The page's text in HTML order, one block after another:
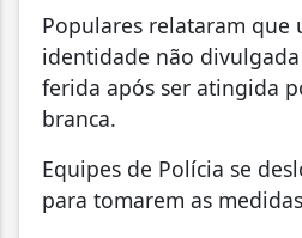
Populares relataram que
identidade não
ferida após ser atingida
branca.
Equipes de Polícia se
para tomarem as